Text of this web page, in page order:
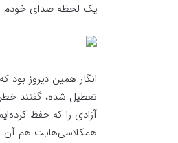
یک لحظه صدای خودم
انگار همین دیروز
تعطیل شده، گفتند خطر
آزادی را که حفظ
همکلاسی‌هایت هم آن